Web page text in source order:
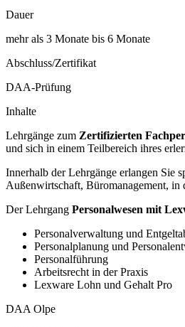
Dauer
mehr als 3 Monate bis 6 Monate
Abschluss/Zertifikat
DAA-Prüfung
Inhalte
Lehrgänge zum Zertifizierten
und sich in einem Teilbereich ihres
Innerhalb der Lehrgänge erlangen Sie
Außenwirtschaft, Büromanagement, in
Der Lehrgang Personalwesen mit
Personalverwaltung und
Personalplanung und
Personalführung
Arbeitsrecht in der Praxis
Lexware Lohn und Gehalt Pro
DAA Olpe